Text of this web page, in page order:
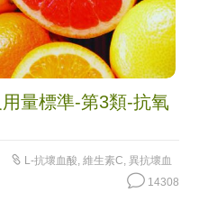
量標準-第3類-抗氧
L-抗壞血酸, 維生素C, 異抗壞血
14308